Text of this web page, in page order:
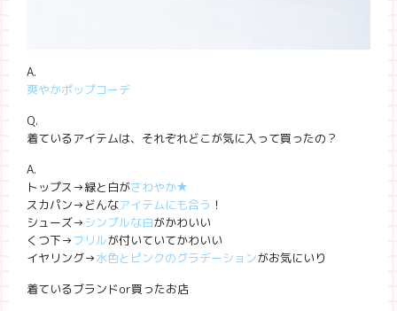
A.
爽やかポップコーデ
Q.
着ているアイテムは、それぞれどこが気に入って買ったの？
A.
トップス→緑と白がさわやか★
スカパン→どんなアイテムにも合う ！
シューズ→ シンプルな白がかわいい
くつ下→フリルが付いていてかわいい
イヤリング→水色とピンクのグラデーションがお気にいり
着ているブランドor買ったお店